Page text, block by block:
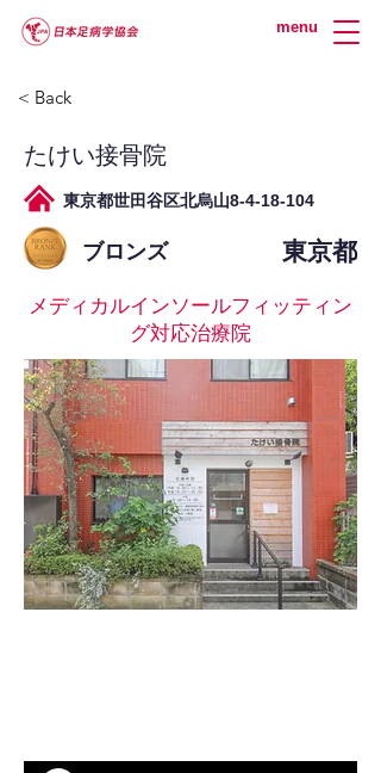
menu
< Back
たけい接骨院
東京都世田谷区北烏山8-4-18-104
ブロンズ 東京都
メディカルインソールフィッティン
グ対応治療院